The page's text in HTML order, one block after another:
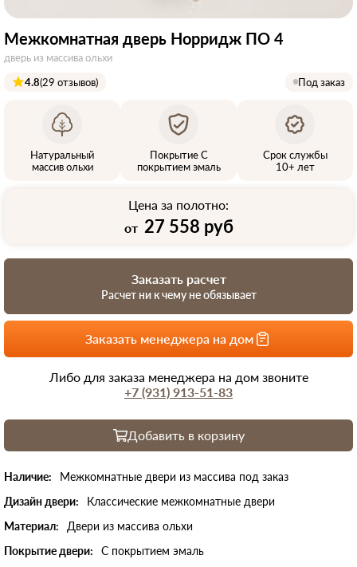
Межкомнатная дверь Норридж ПО 4
дверь из массива ольхи
4.8(29 отзывов) Под заказ
Натуральный
массив ольхи
Покрытие С
покрытием эмаль
Срок службы
10+ лет
Цена за полотно:
от 27 558 руб
Добавить в корзину
Наличие:
Межкомнатные двери из массива под заказ
Дизайн двери:
Классические межкомнатные двери
Материал:
Двери из массива ольхи
Покрытие двери:
С покрытием эмаль
Заказать расчет
Расчет ни к чему не обязывает
Заказать менеджера на дом
Либо для заказа менеджера на дом звоните
+7 (931) 913-51-83